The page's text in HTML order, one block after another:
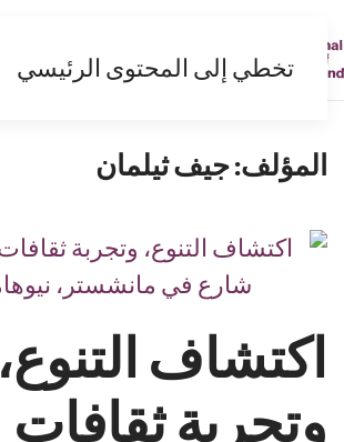
تخطي إلى المحتوى الرئيسي
المؤلف:جيف ثيلمان
اكتشاف التنوع،
وتجربة ثقافات